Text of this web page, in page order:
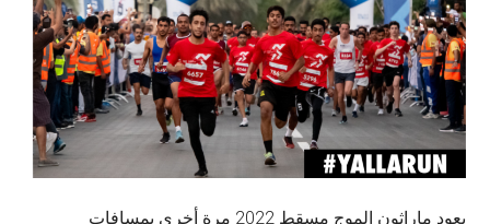
يعود ماراثون الموج مسقط 2022 مرة أخرى بمسافات